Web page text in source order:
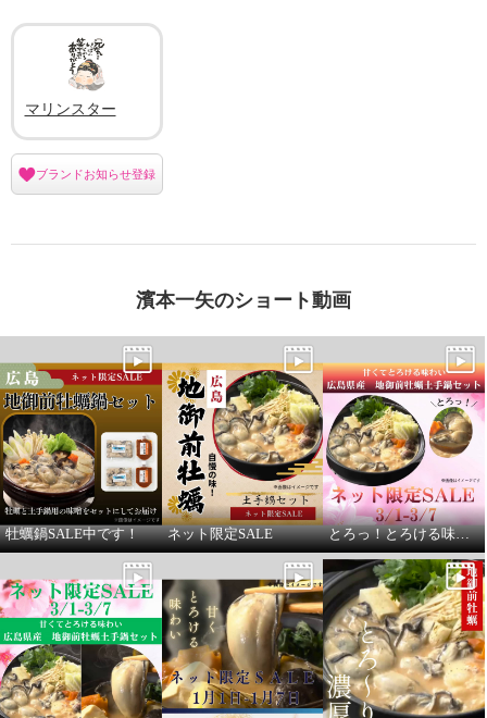
マリンスター
ブランドお知らせ登録
濱本一矢のショート動画
牡蠣鍋SALE中です！ ネット限定SALE とろっ！とろける味わい